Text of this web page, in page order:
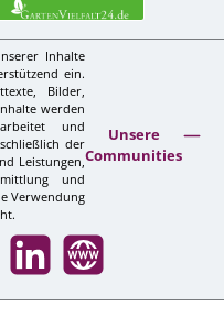
Inhalte
ein.
Bilder,
werden
und
der
Leistungen,
und
Verwendung
Unsere
Communities
LinkedIn Website